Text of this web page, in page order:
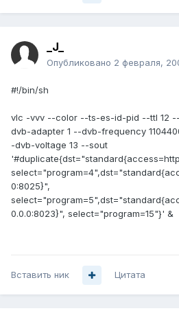
_J_
Опубликовано 2 февраля,
#!/bin/sh
vlc -vvv --color --ts-es-id-pid --ttl 12
dvb-adapter 1 --dvb-frequency
-dvb-voltage 13 --sout
0:8025}",
0.0.0:8023}", select="program=15"}' &
Вставить ник Цитата